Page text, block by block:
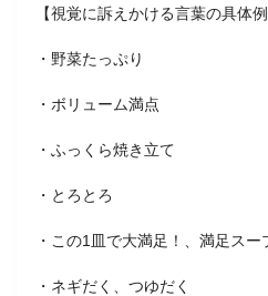
【視覚に訴えかける言葉の具体例
・野菜たっぷり
・ボリューム満点
・ふっくら焼き立て
・とろとろ
・この1皿で大満足！、満足スー
・ネギだく、つゆだく